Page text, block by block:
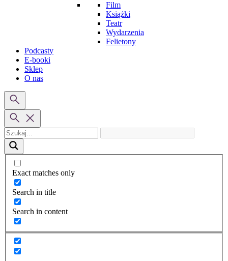
Film
Książki
Teatr
Wydarzenia
Felietony
Podcasty
E-booki
Sklep
O nas
Exact matches only
Search in title
Search in content